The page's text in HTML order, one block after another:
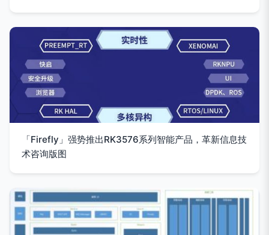
「Firefly」强势推出RK3576系列智能产品，革新信息技
术咨询版图